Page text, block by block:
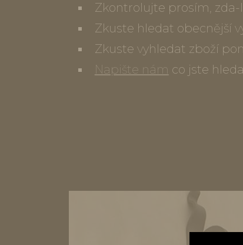
Zkontrolujte prosím,
Zkuste hledat obecnější
Zkuste vyhledat zboží
Napište nám co jste